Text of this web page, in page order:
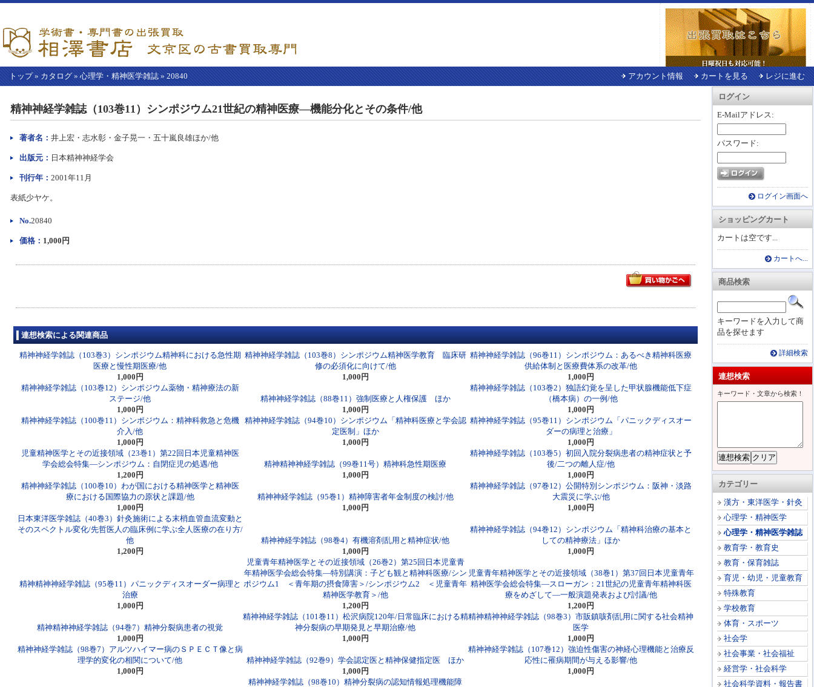
トップ» カタログ » 心理学・精神医学雑誌 » 20840 アカウント情報 カートを見る レジに進む
ログイン
E-Mailアドレス:
パスワード:
ログイン画面へ
ショッピングカート
カートは空です...
カートへ...
商品検索
キーワードを入力して商
品を探せます
詳細検索
連想検索
キーワード・文章から検索！
カテゴリー
漢方・東洋医学・針灸
心理学・精神医学
心理学・精神医学雑誌
教育学・教育史
教育・保育雑誌
育児・幼児・児童教育
特殊教育
学校教育
体育・スポーツ
社会学
社会事業・社会福祉
経営学・社会科学
社会科学資料・報告書
か
本
精神神経学雑誌（103巻11）シンポジウム21世紀の精神医療―機能分化とその条件/他
著者名： 井上宏・志水彰・金子晃一・五十嵐良雄ほか/他
出版元： 日本精神神経学会
刊行年： 2001年11月
表紙少ヤケ。
No.20840
価格： 1,000円
連想検索による関連商品
精神神経学雑誌（103巻3）シンポジウム精神科における急性期
医療と慢性期医療/他
1,000円
精神神経学雑誌（103巻8）シンポジウム精神医学教育 臨床研
修の必須化に向けて/他
1,000円
精神神経学雑誌（96巻11）シンポジウム：あるべき精神科医療
供給体制と医療費体系の改革/他
1,000円
精神神経学雑誌（103巻12）シンポジウム薬物・精神療法の新
ステージ/他
1,000円
精神神経学雑誌（88巻11）強制医療と人権保護 ほか
1,000円
精神神経学雑誌（103巻2）独語幻覚を呈した甲状腺機能低下症
（橋本病）の一例/他
1,000円
精神神経学雑誌（100巻11）シンポジウム：精神科救急と危機
介入/他
1,000円
精神神経学雑誌（94巻10）シンポジウム「精神科医療と学会認
定医制」ほか
1,000円
精神神経学雑誌（95巻11）シンポジウム「パニックディスオー
ダーの病理と治療」
1,000円
児童精神医学とその近接領域（23巻1）第22回日本児童精神医
学会総会特集―シンポジウム：自閉症児の処遇/他
1,200円
精神精神神経学雑誌（99巻11号）精神科急性期医療
1,000円
精神神経学雑誌（103巻5）初回入院分裂病患者の精神症状と予
後/二つの離人症/他
1,000円
精神神経学雑誌（100巻10）わが国における精神医学と精神医
療における国際協力の原状と課題/他
1,000円
精神神経学雑誌（95巻1）精神障害者年金制度の検討/他
1,000円
精神神経学雑誌（97巻12）公開特別シンポジウム：阪神・淡路
大震災に学ぶ/他
1,000円
日本東洋医学雑誌（40巻3）針灸施術による末梢血管血流変動と
そのスペクトル変化/先哲医人の臨床例に学ぶ全人医療の在り方/
他
1,200円
精神神経学雑誌（98巻4）有機溶剤乱用と精神症状/他
1,000円
精神神経学雑誌（94巻12）シンポジウム「精神科治療の基本と
しての精神療法」ほか
1,000円
精神精神神経学雑誌（95巻11）パニックディスオーダー病理と
治療
1,000円
児童青年精神医学とその近接領域（26巻2）第25回日本児童青
年精神医学会総会特集―特別講演：子ども観と精神科医療/シン
ポジウム1 ＜青年期の摂食障害＞/シンポジウム2 ＜児童青年
精神医学教育＞/他
1,200円
児童青年精神医学とその近接領域（38巻1）第37回日本児童青年
精神医学会総会特集―スローガン：21世紀の児童青年精神科医
療をめざして―一般演題発表および討議/他
1,200円
精神精神神経学雑誌（94巻7）精神分裂病患者の視覚
1,000円
精神神経学雑誌（101巻11）松沢病院120年/日常臨床における精
神分裂病の早期発見と早期治療/他
1,000円
精神精神神経学雑誌（98巻3）市販鎮咳剤乱用に関する社会精神
医学
1,000円
精神神経学雑誌（98巻7）アルツハイマー病のＳＰＥＣＴ像と病
理学的変化の相関について/他
1,000円
精神神経学雑誌（92巻9）学会認定医と精神保健指定医 ほか
1,000円
精神神経学雑誌（107巻12）強迫性傷害の神経心理機能と治療反
応性に罹病期間が与える影響/他
1,000円
精神神経学雑誌（98巻10）精神分裂病の認知情報処理機能障